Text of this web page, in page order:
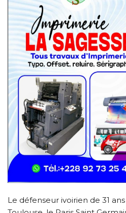
Le défenseur ivoirien de 31